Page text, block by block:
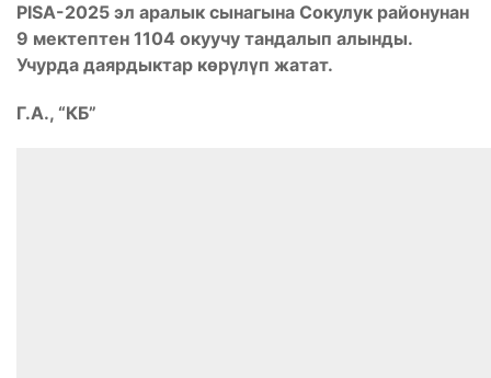
PISA-2025 эл аралык сынагына Сокулук районунан
9 мектептен 1104 окуучу тандалып алынды.
Учурда даярдыктар көрүлүп жатат.
Г.А., “КБ”